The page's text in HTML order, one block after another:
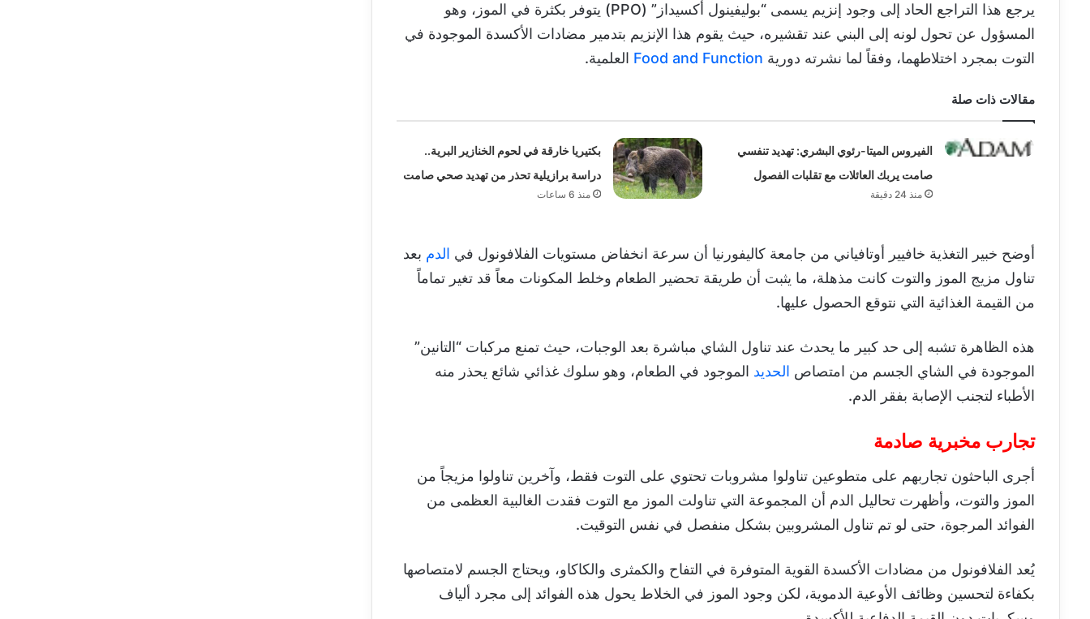
يرجع هذا التراجع الحاد إلى وجود إنزيم يسمى “بوليفينول أكسيداز” (PPO) يتوفر بكثرة في الموز، وهو
المسؤول عن تحول لونه إلى البني عند تقشيره، حيث يقوم هذا الإنزيم بتدمير مضادات الأكسدة الموجودة في
التوت بمجرد اختلاطهما، وفقاً لما نشرته دورية Food and Function العلمية.
مقالات ذات صلة
الفيروس الميتا-رئوي البشري: تهديد تنفسي
صامت يربك العائلات مع تقلبات الفصول
منذ 24 دقيقة
بكتيريا خارقة في لحوم الخنازير البرية..
دراسة برازيلية تحذر من تهديد صحي صامت
منذ 6 ساعات
أوضح خبير التغذية خافيير أوتافياني من جامعة كاليفورنيا أن سرعة انخفاض مستويات الفلافونول في الدم بعد
تناول مزيج الموز والتوت كانت مذهلة، ما يثبت أن طريقة تحضير الطعام وخلط المكونات معاً قد تغير تماماً
من القيمة الغذائية التي نتوقع الحصول عليها.
هذه الظاهرة تشبه إلى حد كبير ما يحدث عند تناول الشاي مباشرة بعد الوجبات، حيث تمنع مركبات “التانين”
الموجودة في الشاي الجسم من امتصاص الحديد الموجود في الطعام، وهو سلوك غذائي شائع يحذر منه
الأطباء لتجنب الإصابة بفقر الدم.
تجارب مخبرية صادمة
أجرى الباحثون تجاربهم على متطوعين تناولوا مشروبات تحتوي على التوت فقط، وآخرين تناولوا مزيجاً من
الموز والتوت، وأظهرت تحاليل الدم أن المجموعة التي تناولت الموز مع التوت فقدت الغالبية العظمى من
الفوائد المرجوة، حتى لو تم تناول المشروبين بشكل منفصل في نفس التوقيت.
يُعد الفلافونول من مضادات الأكسدة القوية المتوفرة في التفاح والكمثرى والكاكاو، ويحتاج الجسم لامتصاصها
بكفاءة لتحسين وظائف الأوعية الدموية، لكن وجود الموز في الخلاط يحول هذه الفوائد إلى مجرد ألياف